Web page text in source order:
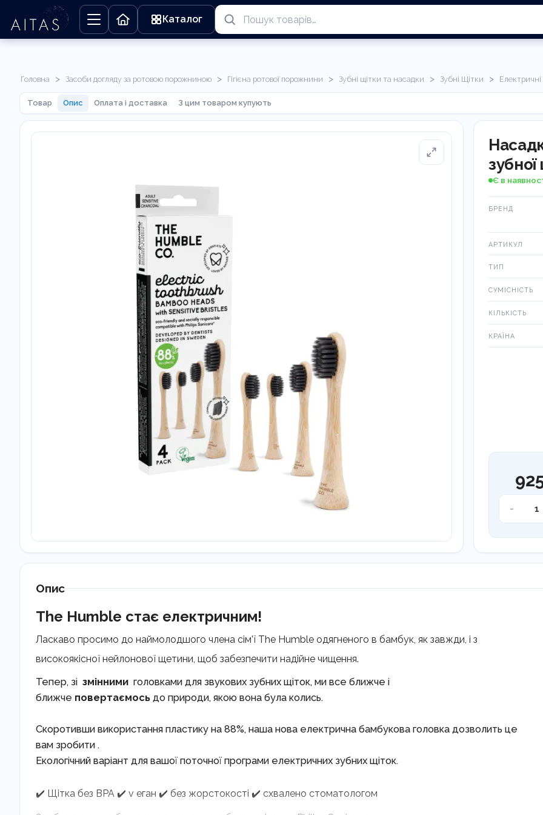
Каталог
Головна > Засоби догляду за ротовою порожниною > Гігієна ротової порожнини > Зубні щітки та насадки > Зубні Щітки >
Товар Опис Оплата і доставка З цим товаром купують
Є в
БРЕНД
АРТИКУЛ
ТИП
СУМІСНІСТЬ
КІЛЬКІСТЬ
КРАЇНА
-
Насадки
Philips,
Опис
The Humble стає електричним!
Ласкаво просимо до наймолодшого члена сім’ї The Humble одягненого в бамбук, як завжди, і з
високоякісної нейлонової щетини, щоб забезпечити надійне чищення.
Тепер, зі змінними головками для звукових зубних щіток, ми все ближче і
ближче повертаємось до природи, якою вона була колись.
Скоротивши використання пластику на 88%, наша нова електрична бамбукова головка дозволить це
вам зробити .
Екологічний варіант для вашої поточної програми електричних зубних щіток.
✔️ Щітка без BPA ✔️ v еган ✔️ без жорстокості ✔️ схвалено стоматологом